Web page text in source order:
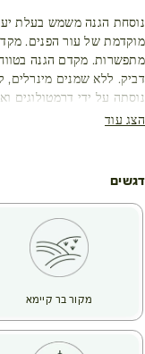
נוסחת הגנה משמש בעלת
דביק. ללא שמנים מינרלים,
נוסתה על ידי דרמטולוגים
הצג עוד
דגשים
מקור בר קיימא